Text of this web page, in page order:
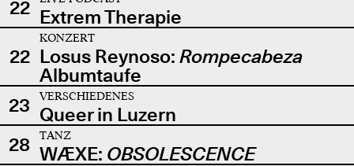
22 Extrem Therapie
22
KONZERT
Losus Reynoso: Rompecabeza
Albumtaufe
23
VERSCHIEDENES
Queer in Luzern
28
TANZ
WÆXE: OBSOLESCENCE